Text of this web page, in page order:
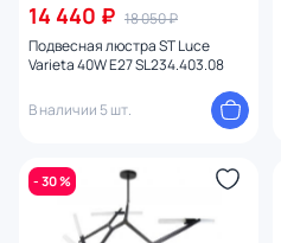
14 440 ₽ 18 050 ₽
Подвесная люстра ST Luce
Varieta 40W E27 SL234.403.08
В наличии 5 шт.
- 30 %